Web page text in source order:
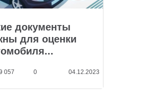
документы
для оценки
057 0 04.12.2023